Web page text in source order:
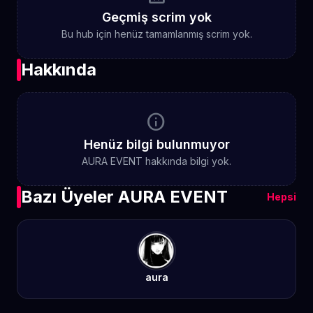
Geçmiş scrim yok
Bu hub için henüz tamamlanmış scrim yok.
Hakkında
info
Henüz bilgi bulunmuyor
AURA EVENT hakkında bilgi yok.
Bazı Üyeler AURA EVENT Hepsi
aura